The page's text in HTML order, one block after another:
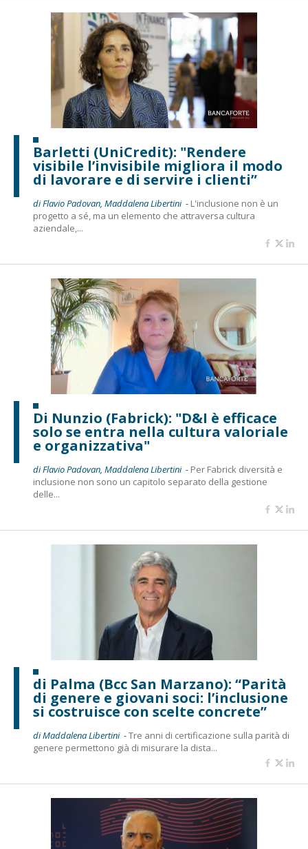
Barletti (UniCredit): "Rendere
visibile l’invisibile migliora il modo
di lavorare e di servire i clienti”
di Flavio Padovan, Maddalena Libertini - L'inclusione non è un
progetto a sé, ma un elemento che attraversa cultura
aziendale,...
Di Nunzio (Fabrick): "D&I è efficace
solo se entra nella cultura valoriale
e organizzativa"
di Flavio Padovan, Maddalena Libertini - Per Fabrick diversità e
inclusione non sono un capitolo separato della gestione
delle...
di Palma (Bcc San Marzano): “Parità
di genere e giovani soci: l’inclusione
si costruisce con scelte concrete”
di Maddalena Libertini -Tre anni di certificazione sulla parità di
genere permettono già di misurare la dista...